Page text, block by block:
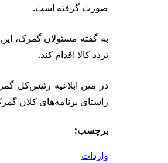
صورت گرفته است.
به گفته مسئولان گمرک،
تردد کالا اقدام کند.
در متن ابلاغیه رئیس‌کل
راستای برنامه‌های کلان
برچسب:
واردات